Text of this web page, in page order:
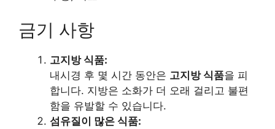
금기 사항
고지방 식품:
내시경 후 몇 시간 동안은 고지방 식품을 피
합니다. 지방은 소화가 더 오래 걸리고 불편
함을 유발할 수 있습니다.
섬유질이 많은 식품: